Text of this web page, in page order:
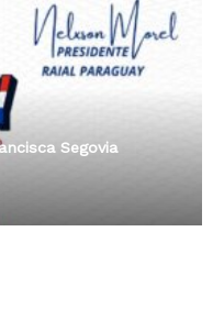
2024 Segovia
Segovia
Tribuna Abierta
Tribuna Abierta
Paraguay
Segovia